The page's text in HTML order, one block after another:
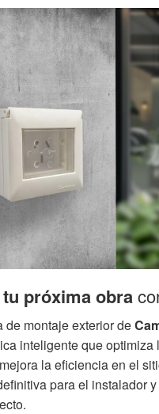
próxima obra
de montaje exterior de
inteligente que optimiza
la eficiencia en el
para el instalador